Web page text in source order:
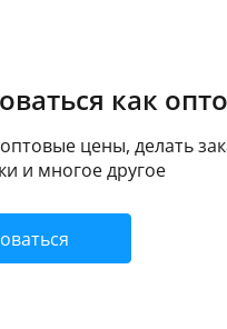
как
цены, делать
и многое другое